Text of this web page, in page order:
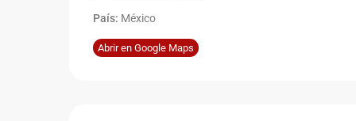
País: México
Abrir en Google Maps